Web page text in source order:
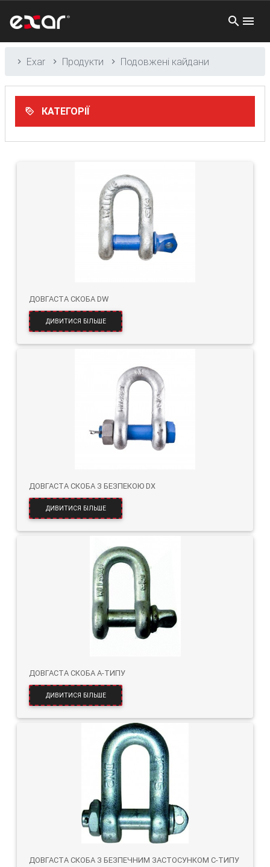
Exar Продукти Подовжені кайдани
КАТЕГОРІЇ
ДОВГАСТА СКОБА DW
ДИВИТИСЯ БІЛЬШЕ
ДОВГАСТА СКОБА З БЕЗПЕКОЮ DX
ДИВИТИСЯ БІЛЬШЕ
ДОВГАСТА СКОБА А-ТИПУ
ДИВИТИСЯ БІЛЬШЕ
ДОВГАСТА СКОБА З БЕЗПЕЧНИМ ЗАСТОСУНКОМ C-ТИПУ